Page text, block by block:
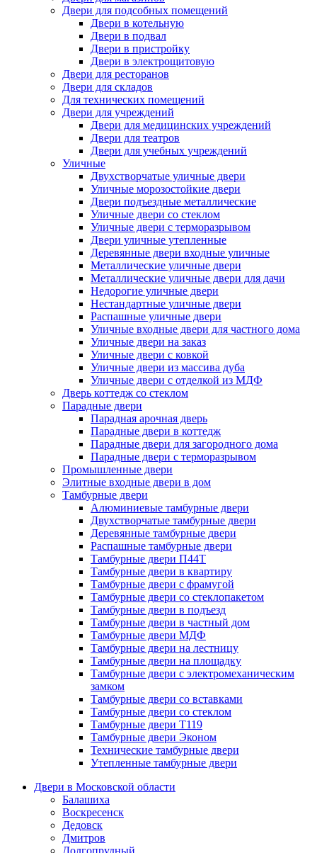
Двери для подсобных помещений
Двери в котельную
Двери в подвал
Двери в пристройку
Двери в электрощитовую
Двери для ресторанов
Двери для складов
Для технических помещений
Двери для учреждений
Двери для медицинских учреждений
Двери для театров
Двери для учебных учреждений
Уличные
Двухстворчатые уличные двери
Уличные морозостойкие двери
Двери подъездные металлические
Уличные двери со стеклом
Уличные двери с терморазрывом
Двери уличные утепленные
Деревянные двери входные уличные
Металлические уличные двери
Металлические уличные двери для дачи
Недорогие уличные двери
Нестандартные уличные двери
Распашные уличные двери
Уличные входные двери для частного дома
Уличные двери на заказ
Уличные двери с ковкой
Уличные двери из массива дуба
Уличные двери с отделкой из МДФ
Дверь коттедж со стеклом
Парадные двери
Парадная арочная дверь
Парадные двери в коттедж
Парадные двери для загородного дома
Парадные двери с терморазрывом
Промышленные двери
Элитные входные двери в дом
Тамбурные двери
Алюминиевые тамбурные двери
Двухстворчатые тамбурные двери
Деревянные тамбурные двери
Распашные тамбурные двери
Тамбурные двери П44Т
Тамбурные двери в квартиру
Тамбурные двери с фрамугой
Тамбурные двери со стеклопакетом
Тамбурные двери в подъезд
Тамбурные двери в частный дом
Тамбурные двери МДФ
Тамбурные двери на лестницу
Тамбурные двери на площадку
Тамбурные двери с электромеханическим
замком
Тамбурные двери со вставками
Тамбурные двери со стеклом
Тамбурные двери Т119
Тамбурные двери Эконом
Технические тамбурные двери
Утепленные тамбурные двери
Двери в Московской области
Балашиха
Воскресенск
Дедовск
Дмитров
Долгопрудный